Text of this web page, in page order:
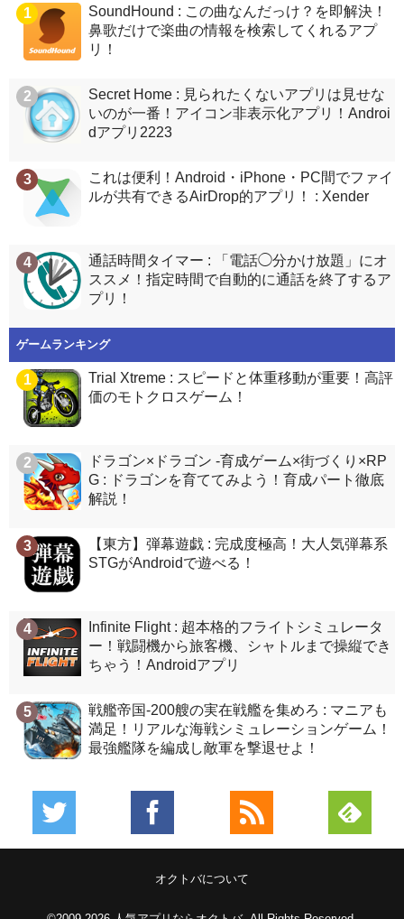
1
SoundHound : この曲なんだっけ？を即解決！
鼻歌だけで楽曲の情報を検索してくれるアプ
リ！
2
Secret Home : 見られたくないアプリは見せな
いのが一番！アイコン非表示化アプリ！Androi
dアプリ2223
3
これは便利！Android・iPhone・PC間でファイ
ルが共有できるAirDrop的アプリ！ : Xender
4
通話時間タイマー : 「電話◯分かけ放題」にオ
ススメ！指定時間で自動的に通話を終了するア
プリ！
ゲームランキング
1
Trial Xtreme : スピードと体重移動が重要！高評
価のモトクロスゲーム！
2
ドラゴン×ドラゴン -育成ゲーム×街づくり×RP
G : ドラゴンを育ててみよう！育成パート徹底
解説！
3
【東方】弾幕遊戯 : 完成度極高！大人気弾幕系
STGがAndroidで遊べる！
4
Infinite Flight : 超本格的フライトシミュレータ
ー！戦闘機から旅客機、シャトルまで操縦でき
ちゃう！Androidアプリ
5
戦艦帝国-200艘の実在戦艦を集めろ : マニアも
満足！リアルな海戦シミュレーションゲーム！
最強艦隊を編成し敵軍を撃退せよ！
オクトバについて